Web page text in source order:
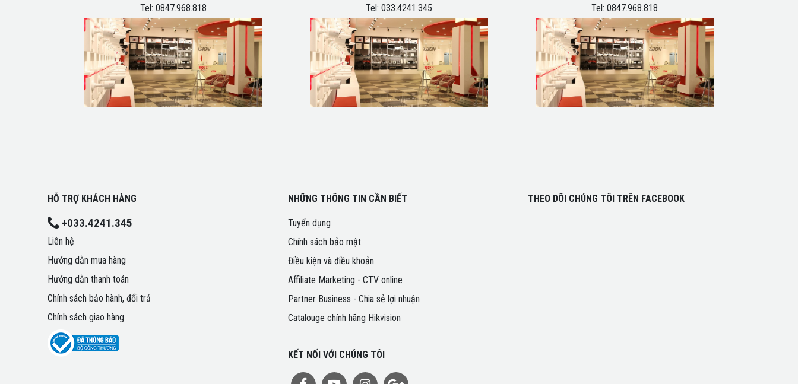
Tel: 0847.968.818
Tel: 033.4241.345
Tel: 0847.968.818
HỖ TRỢ KHÁCH HÀNG
+033.4241.345
Liên hệ
Hướng dẫn mua hàng
Hướng dẫn thanh toán
Chính sách bảo hành, đổi trả
Chính sách giao hàng
NHỮNG THÔNG TIN CẦN BIẾT
Tuyển dụng
Chính sách bảo mật
Điều kiện và điều khoản
Affiliate Marketing - CTV online
Partner Business - Chia sẻ lợi nhuận
Catalouge chính hãng Hikvision
KẾT NỐI VỚI CHÚNG TÔI
THEO DÕI CHÚNG TÔI TRÊN FACEBOOK